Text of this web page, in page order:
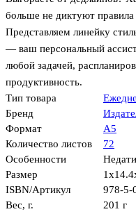
больше не диктуют
Представляем линейку
— ваш персональный
любой задачей,
продуктивность.
Тип товара
Бренд
Формат
А5
Количество листов
72
Особенности
Размер
ISBN/Артикул
978-5-
Вес, г.
201 г